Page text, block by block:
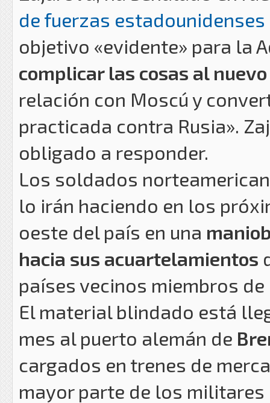
de fuerzas
objetivo «evidente» para la
complicar las cosas al
relación con Moscú y
practicada contra Rusia».
obligado a responder.
Los soldados
lo irán haciendo en los
oeste del país en una
hacia sus acuartelamientos
países vecinos miembros
El material blindado está
mes al puerto alemán de
cargados en trenes de
mayor parte de los